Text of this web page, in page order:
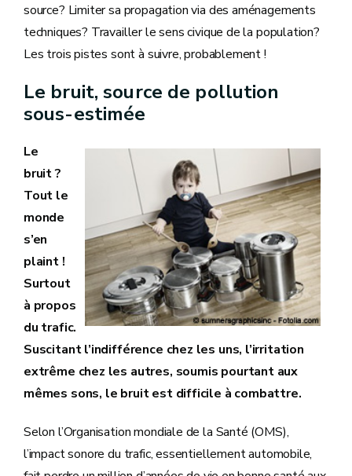
source? Limiter sa propagation via des aménagements
techniques? Travailler le sens civique de la population?
Les trois pistes sont à suivre, probablement !
Le bruit, source de pollution
sous-estimée
Le
bruit ?
Tout le
monde
s’en
plaint !
Surtout
à propos
du trafic.
Suscitant l’indifférence chez les uns, l’irritation
extrême chez les autres, soumis pourtant aux
mêmes sons, le bruit est difficile à combattre.
Selon l’Organisation mondiale de la Santé (OMS),
l’impact sonore du trafic, essentiellement automobile,